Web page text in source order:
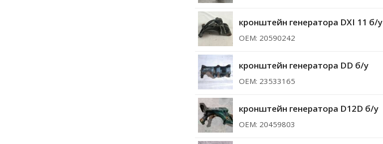
кронштейн генератора DXI 11 б/у
ОЕМ: 20590242
кронштейн генератора DD б/у
ОЕМ: 23533165
кронштейн генератора D12D б/у
ОЕМ: 20459803